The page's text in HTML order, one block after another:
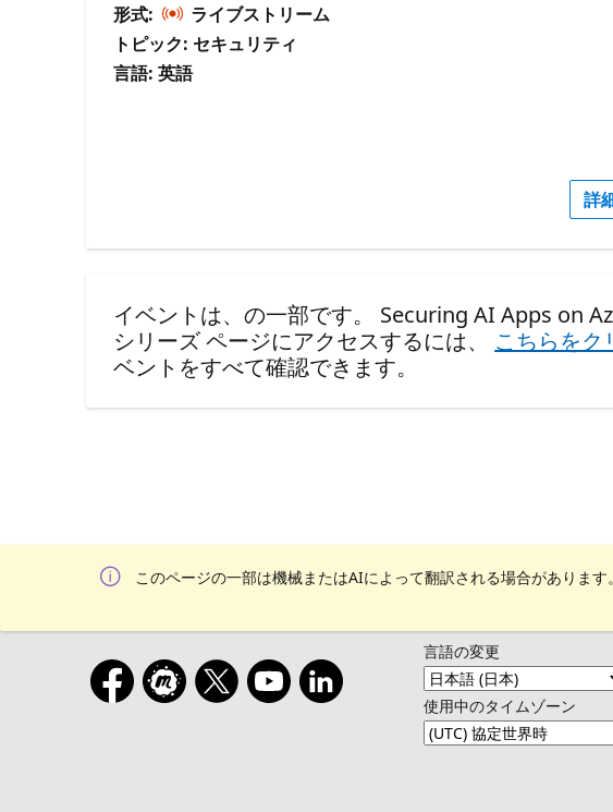
形式:
ライブストリーム
トピック: セキュリティ
言語: 英語
詳
イベントは、の一部です。 Securing AI Apps on
シリーズ ページにアクセスするには、 こちらをク
ベントをすべて確認できます。
このページの一部は機械またはAIによって翻訳される場合があります。
言語の変更
使用中のタイムゾーン